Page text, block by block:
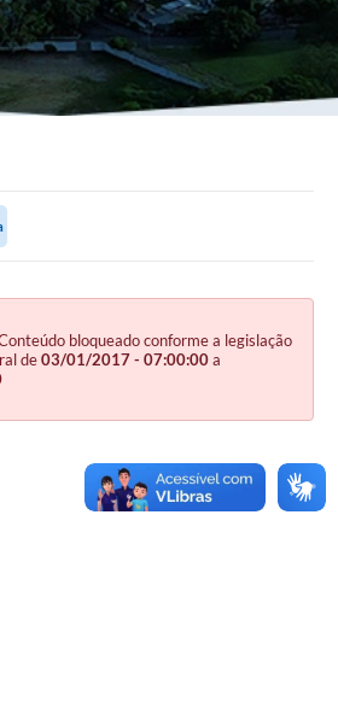
bloqueado conforme a legislação
de03/01/2017 - 07:00:00a